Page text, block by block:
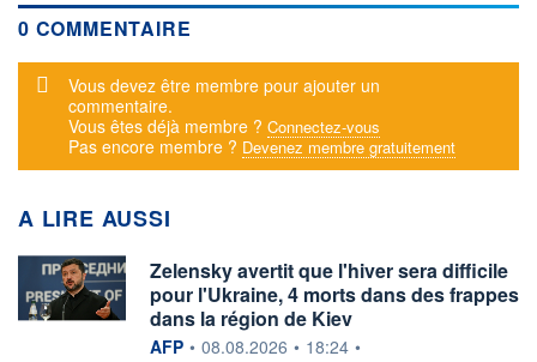
0 COMMENTAIRE
Message d'alerte
Vous devez être membre pour ajouter un
commentaire.
Vous êtes déjà membre ? Connectez-vous
Pas encore membre ? Devenez membre gratuitement
A LIRE AUSSI
Zelensky avertit que l'hiver sera difficile
pour l'Ukraine, 4 morts dans des frappes
dans la région de Kiev
information fournie par
AFP • 08.08.2026 • 18:24 •